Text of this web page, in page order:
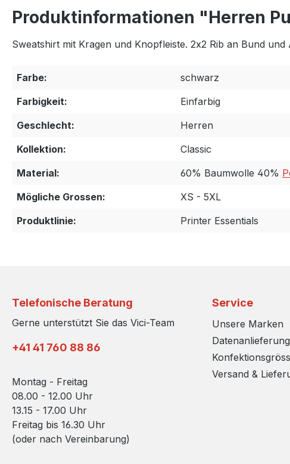
Produktinformationen "Herren
Sweatshirt mit Kragen und Knopfleiste. 2x2 Rib an Bund
Farbe:
schwarz
Farbigkeit:
Einfarbig
Geschlecht:
Herren
Kollektion:
Classic
Material:
60% Baumwolle 40%
Mögliche Grossen:
XS - 5XL
Produktlinie:
Printer Essentials
Telefonische Beratung
Gerne unterstützt Sie das Vici-Team
+41 41 760 88 86
Montag - Freitag
08.00 - 12.00 Uhr
13.15 - 17.00 Uhr
Freitag bis 16.30 Uhr
(oder nach Vereinbarung)
Service
Unsere Marken
Datenanlieferung
Versand &